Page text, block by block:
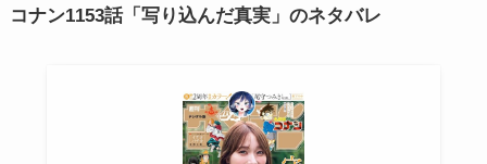
コナン1153話「写り込んだ真実」のネタバレ